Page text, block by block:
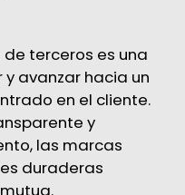
terceros es una
avanzar hacia un
en el cliente.
y
las marcas
duraderas